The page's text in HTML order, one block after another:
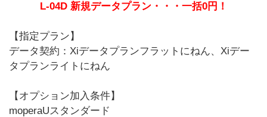
L-04D 新規データプラン・・・一括0円！
【指定プラン】
データ契約：Xiデータプランフラットにねん、Xiデー
タプランライトにねん
【オプション加入条件】
moperaUスタンダード